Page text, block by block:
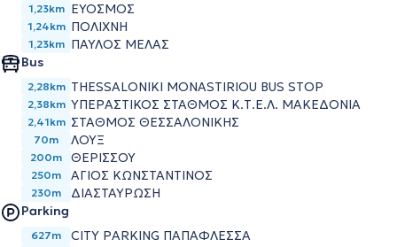
1,23km ΕΎΟΣΜΟΣ
1,24km ΠΟΛΊΧΝΗ
1,23km ΠΑΎΛΟΣ ΜΕΛΆΣ
Bus
2,28km THESSALONIKI MONASTIRIOU BUS STOP
2,38km ΥΠΕΡΑΣΤΙΚΟΣ ΣΤΑΘΜΟΣ Κ.Τ.Ε.Λ. ΜΑΚΕΔΟΝΙΑ
2,41km ΣΤΑΘΜΟΣ ΘΕΣΣΑΛΟΝΙΚΗΣ
70m ΛΟΥΞ
200m ΘΕΡΙΣΣΟΥ
250m ΑΓΙΟΣ ΚΩΝΣΤΑΝΤΙΝΟΣ
230m
ΔΙΑΣΤΑΥΡΩΣΗ
Parking
627m CITY PARKING ΠΑΠΑΦΛΕΣΣΑ